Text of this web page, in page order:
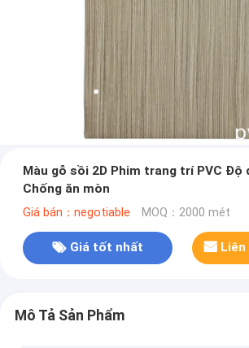
Màu gỗ sồi 2D Phim trang trí PVC Độ
Chống ăn mòn
Giá bán：negotiable MOQ：2000 mét
Giá tốt nhất Liên
Mô Tả Sản Phẩm